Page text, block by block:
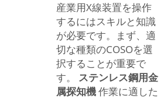
産業用X線装置を操作
するにはスキルと知識
が必要です。まず、適
切な種類のCOSOを選
択することが重要で
す。 ステンレス鋼用金
属探知機作業に適した